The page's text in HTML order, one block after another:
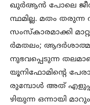
ഖുര്‍ആന്‍ പോലെ
ന്ഥമില്ല. മതം
സംസ്‌കാരമാക്കി
ര്‍മതലം;
നുഭവപ്പെടുന്ന
യൂനിഫോമിന്റെ
രുമ്പോള്‍ അത്
ഴിയുന്ന ഒന്നായി